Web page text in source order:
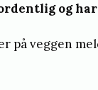
og
på veggen